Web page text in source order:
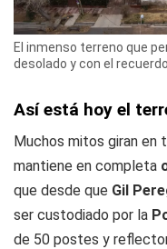
El inmenso terreno que
desolado y con el
Así está hoy el
Muchos mitos giran en
mantiene en completa
que desde que Gil
ser custodiado por la
de 50 postes y